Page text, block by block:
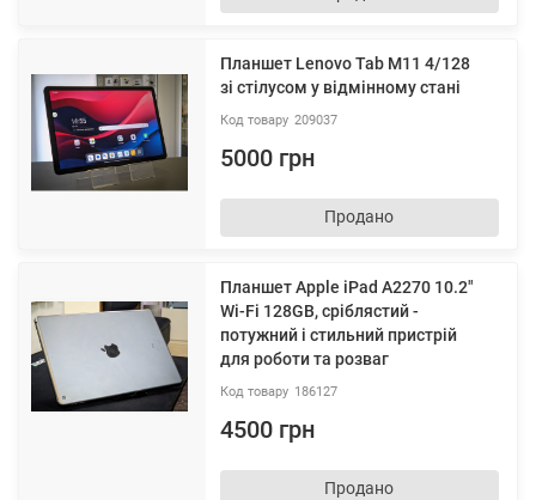
Планшет Lenovo Tab M11 4/128
зі стілусом у відмінному стані
209037
5000 грн
Продано
Планшет Apple iPad A2270 10.2"
Wi-Fi 128GB, сріблястий -
потужний і стильний пристрій
для роботи та розваг
186127
4500 грн
Продано